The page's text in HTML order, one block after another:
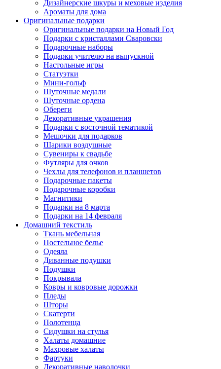
Дизайнерские шкуры и меховые изделия
Ароматы для дома
Оригинальные подарки
Оригинальные подарки на Новый Год
Подарки с кристаллами Сваровски
Подарочные наборы
Подарки учителю на выпускной
Настольные игры
Статуэтки
Мини-гольф
Шуточные медали
Шуточные ордена
Обереги
Декоративные украшения
Подарки с восточной тематикой
Мешочки для подарков
Шарики воздушные
Сувениры к свадьбе
Футляры для очков
Чехлы для телефонов и планшетов
Подарочные пакеты
Подарочные коробки
Магнитики
Подарки на 8 марта
Подарки на 14 февраля
Домашний текстиль
Ткань мебельная
Постельное белье
Одеяла
Диванные подушки
Подушки
Покрывала
Ковры и ковровые дорожки
Пледы
Шторы
Скатерти
Полотенца
Сидушки на стулья
Халаты домашние
Махровые халаты
Фартуки
Декоративные наволочки